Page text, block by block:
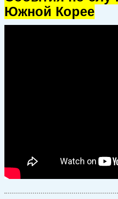
Южной Корее